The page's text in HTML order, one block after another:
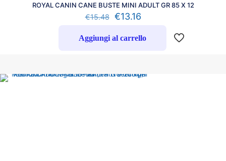
ROYAL CANIN CANE BUSTE MINI ADULT GR 85 X 12
€15.48 €13.16
Aggiungi al carrello